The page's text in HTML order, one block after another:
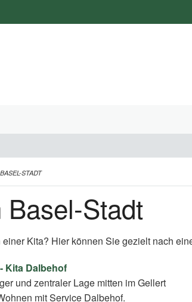
STADT
Stadt
Kita? Hier können Sie gezielt nach
Kita Dalbehof
und zentraler Lage mitten im Gellert
mit Service Dalbehof.